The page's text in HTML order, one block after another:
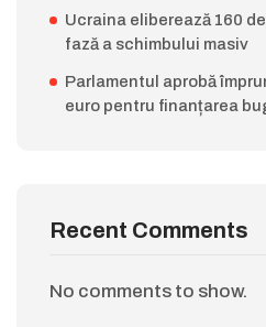
Ucraina eliberează 160
fază a schimbului masiv
Parlamentul aprobă
euro pentru finanțarea
Recent Comments
No comments to show.